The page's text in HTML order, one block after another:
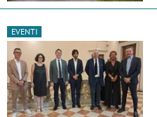
EVENTI